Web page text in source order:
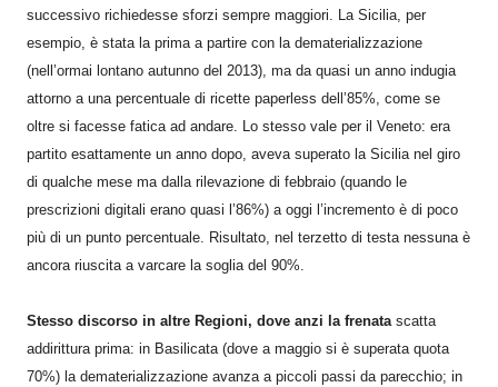
successivo richiedesse sforzi sempre maggiori. La Sicilia, per
esempio, è stata la prima a partire con la dematerializzazione
(nell’ormai lontano autunno del 2013), ma da quasi un anno indugia
attorno a una percentuale di ricette paperless dell’85%, come se
oltre si facesse fatica ad andare. Lo stesso vale per il Veneto: era
partito esattamente un anno dopo, aveva superato la Sicilia nel giro
di qualche mese ma dalla rilevazione di febbraio (quando le
prescrizioni digitali erano quasi l’86%) a oggi l’incremento è di poco
più di un punto percentuale. Risultato, nel terzetto di testa nessuna è
ancora riuscita a varcare la soglia del 90%.
Stesso discorso in altre Regioni, dove anzi la frenata scatta
addirittura prima: in Basilicata (dove a maggio si è superata quota
70%) la dematerializzazione avanza a piccoli passi da parecchio; in